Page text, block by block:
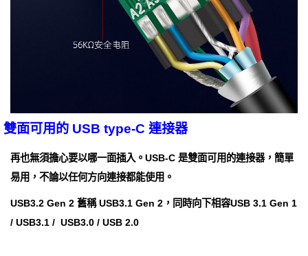
雙面可用的 USB type-C 連接器
再也無須擔心要以哪一面插入。USB-C 是雙面可用的連接器，簡單
易用，不論以任何方向連接都能使用。
USB3.2 Gen 2 舊稱 USB3.1 Gen 2，同時向下相容USB 3.1 Gen 1
/ USB3.1 / USB3.0 / USB 2.0